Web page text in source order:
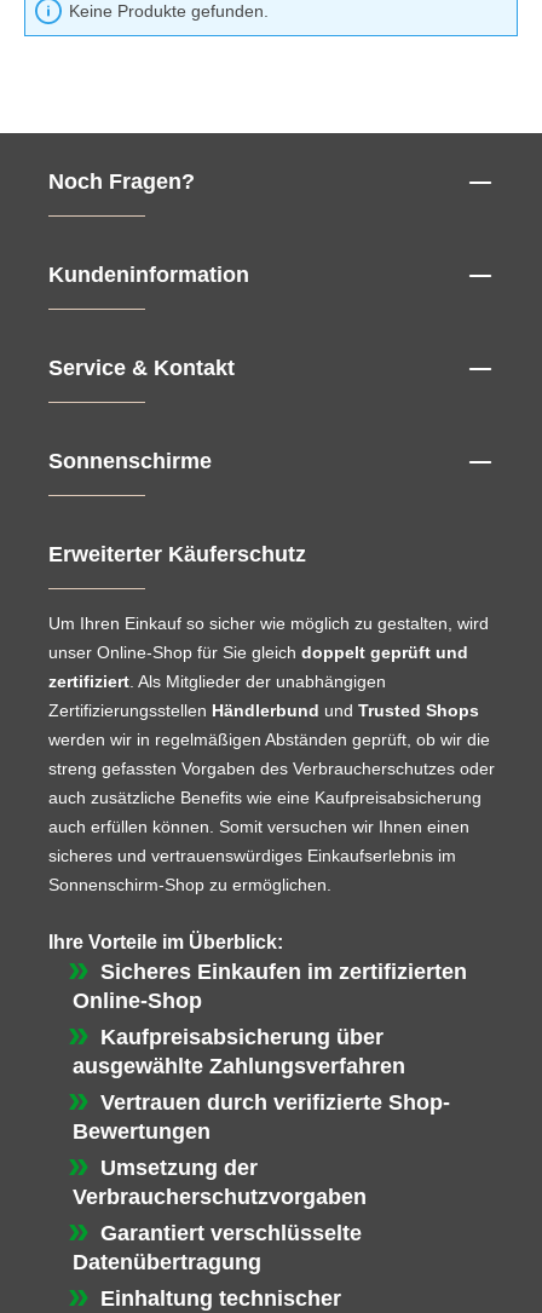
Keine Produkte gefunden.
Noch Fragen?
Kundeninformation
Service & Kontakt
Sonnenschirme
Erweiterter Käuferschutz
Um Ihren Einkauf so sicher wie möglich zu gestalten, wird
unser Online-Shop für Sie gleich doppelt geprüft und
zertifiziert. Als Mitglieder der unabhängigen
Zertifizierungsstellen Händlerbund und Trusted Shops
werden wir in regelmäßigen Abständen geprüft, ob wir die
streng gefassten Vorgaben des Verbraucherschutzes oder
auch zusätzliche Benefits wie eine Kaufpreisabsicherung
auch erfüllen können. Somit versuchen wir Ihnen einen
sicheres und vertrauenswürdiges Einkaufserlebnis im
Sonnenschirm-Shop zu ermöglichen.
Ihre Vorteile im Überblick:
Sicheres Einkaufen im zertifizierten
Online-Shop
Kaufpreisabsicherung über
ausgewählte Zahlungsverfahren
Vertrauen durch verifizierte Shop-
Bewertungen
Umsetzung der
Verbraucherschutzvorgaben
Garantiert verschlüsselte
Datenübertragung
Einhaltung technischer